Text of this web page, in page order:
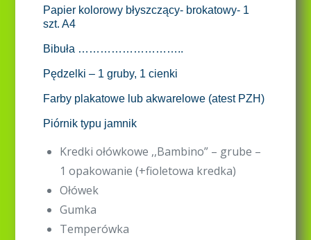
Papier kolorowy błyszczący- brokatowy- 1
szt. A4
Bibuła ………………………..
Pędzelki – 1 gruby, 1 cienki
Farby plakatowe lub akwarelowe (atest PZH)
Piórnik typu jamnik
Kredki ołówkowe ,,Bambino” – grube –
1 opakowanie (+fioletowa kredka)
Ołówek
Gumka
Temperówka